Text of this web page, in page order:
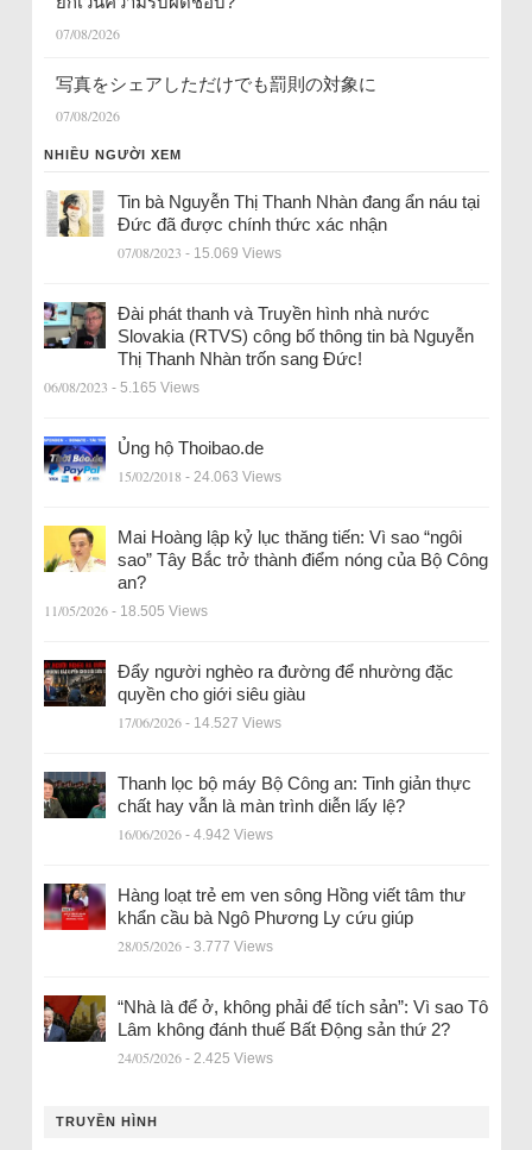
07/08/2026
写真をシェアしただけでも罰則の対象に
07/08/2026
NHIỀU NGƯỜI XEM
Tin bà Nguyễn Thị Thanh Nhàn đang ẩn náu tại
Đức đã được chính thức xác nhận
07/08/2023 - 15.069 Views
Đài phát thanh và Truyền hình nhà nước
Slovakia (RTVS) công bố thông tin bà Nguyễn
Thị Thanh Nhàn trốn sang Đức!
06/08/2023 - 5.165 Views
Ủng hộ Thoibao.de
15/02/2018 - 24.063 Views
Mai Hoàng lập kỷ lục thăng tiến: Vì sao “ngôi
sao” Tây Bắc trở thành điểm nóng của Bộ Công
an?
11/05/2026 - 18.505 Views
Đẩy người nghèo ra đường để nhường đặc
quyền cho giới siêu giàu
17/06/2026 - 14.527 Views
Thanh lọc bộ máy Bộ Công an: Tinh giản thực
chất hay vẫn là màn trình diễn lấy lệ?
16/06/2026 - 4.942 Views
Hàng loạt trẻ em ven sông Hồng viết tâm thư
khẩn cầu bà Ngô Phương Ly cứu giúp
28/05/2026 - 3.777 Views
“Nhà là để ở, không phải để tích sản”: Vì sao Tô
Lâm không đánh thuế Bất Động sản thứ 2?
24/05/2026 - 2.425 Views
TRUYỀN HÌNH